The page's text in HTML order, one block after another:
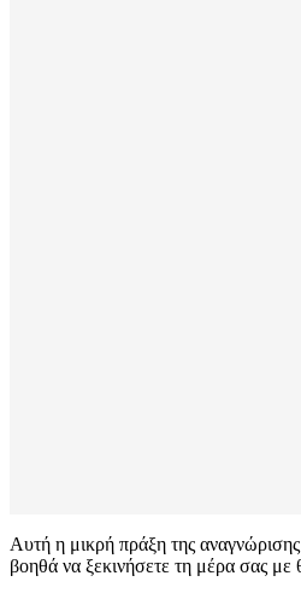
Αυτή η μικρή πράξη της
βοηθά να ξεκινήσετε τη μέρα σας με